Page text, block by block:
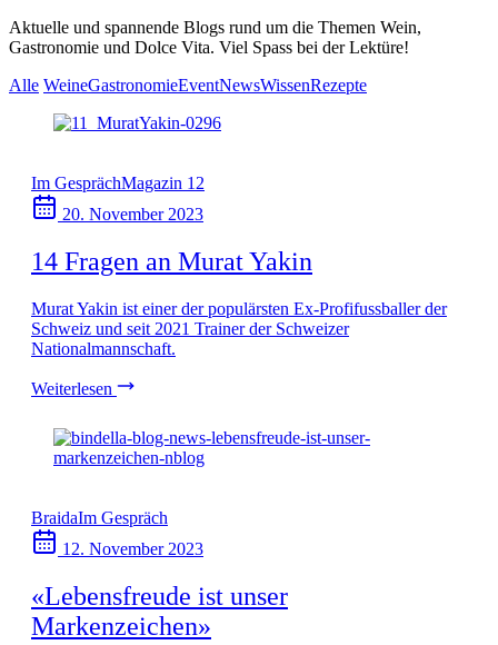
Aktuelle und spannende Blogs rund um die Themen Wein,
Gastronomie und Dolce Vita. Viel Spass bei der Lektüre!
Alle WeineGastronomieEventNewsWissenRezepte
Im GesprächMagazin 12
20. November 2023
14 Fragen an Murat Yakin
Murat Yakin ist einer der populärsten Ex-Profifussballer der
Schweiz und seit 2021 Trainer der Schweizer
Nationalmannschaft.
Weiterlesen
BraidaIm Gespräch
12. November 2023
«Lebensfreude ist unser
Markenzeichen»